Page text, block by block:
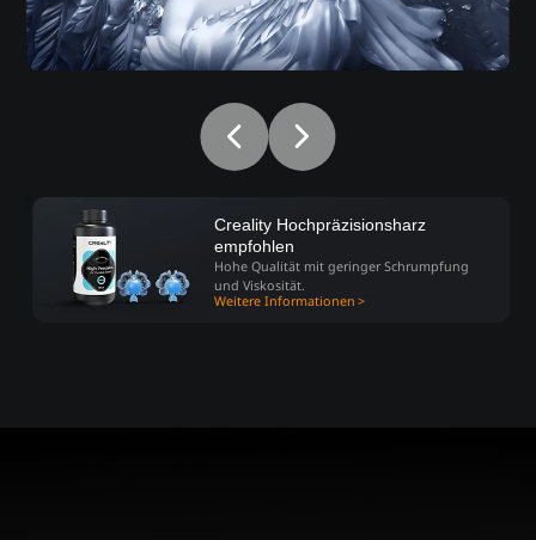
Creality Hochpräzisionsharz
empfohlen
Hohe Qualität mit geringer Schrumpfung
und Viskosität.
Weitere Informationen